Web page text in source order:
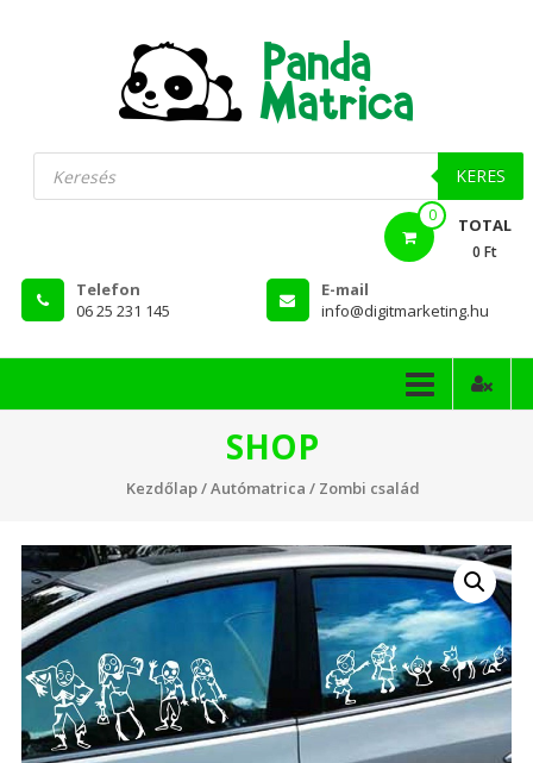
PandaMatrica
falmatrica
Products
search KERES
0 TOTAL
0 Ft
Telefon
06 25 231 145
E-mail
info@digitmarketing.hu
SHOP
Kezdőlap/Autómatrica / Zombi család